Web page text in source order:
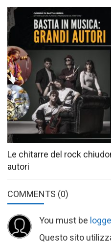
Le chitarre del rock
autori
COMMENTS (0)
You must be
Questo sito